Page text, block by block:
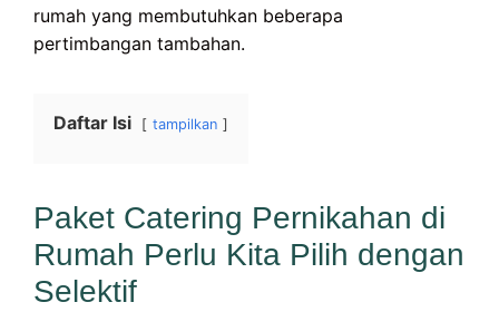
rumah yang membutuhkan beberapa
pertimbangan tambahan.
Daftar Isi tampilkan
Paket Catering Pernikahan di
Rumah Perlu Kita Pilih dengan
Selektif